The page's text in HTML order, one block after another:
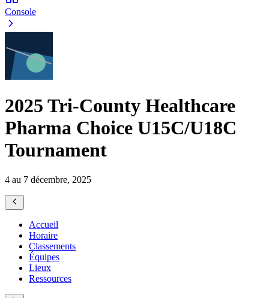
Console
2025 Tri-County Healthcare
Pharma Choice U15C/U18C
Tournament
4 au 7 décembre, 2025
Accueil
Horaire
Classements
Équipes
Lieux
Ressources